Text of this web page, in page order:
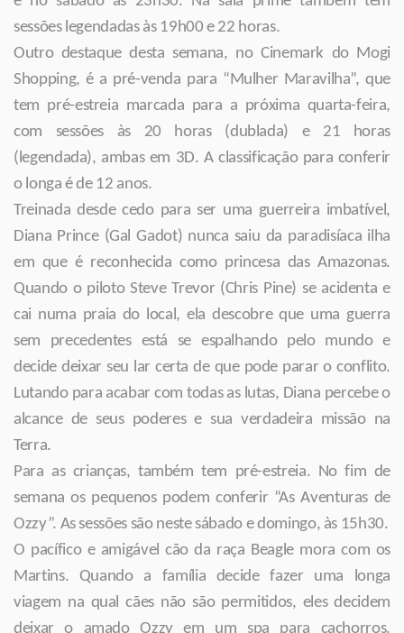
sessões legendadas às 19h00 e 22 horas.
Outro destaque desta semana, no Cinemark do Mogi
Shopping, é a pré-venda para “Mulher Maravilha”, que
tem pré-estreia marcada para a próxima quarta-feira,
com sessões às 20 horas (dublada) e 21 horas
(legendada), ambas em 3D. A classificação para conferir
o longa é de 12 anos.
Treinada desde cedo para ser uma guerreira imbatível,
Diana Prince (Gal Gadot) nunca saiu da paradisíaca ilha
em que é reconhecida como princesa das Amazonas.
Quando o piloto Steve Trevor (Chris Pine) se acidenta e
cai numa praia do local, ela descobre que uma guerra
sem precedentes está se espalhando pelo mundo e
decide deixar seu lar certa de que pode parar o conflito.
Lutando para acabar com todas as lutas, Diana percebe o
alcance de seus poderes e sua verdadeira missão na
Terra.
Para as crianças, também tem pré-estreia. No fim de
semana os pequenos podem conferir “As Aventuras de
Ozzy”. As sessões são neste sábado e domingo, às 15h30.
O pacífico e amigável cão da raça Beagle mora com os
Martins. Quando a família decide fazer uma longa
viagem na qual cães não são permitidos, eles decidem
deixar o amado Ozzy em um spa para cachorros.